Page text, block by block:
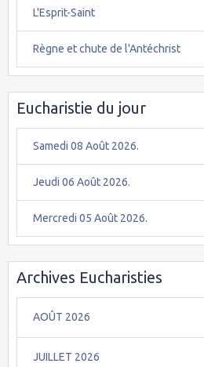
L'Esprit-Saint
Règne et chute de l'Antéchrist
Eucharistie du jour
Samedi 08 Août 2026.
Jeudi 06 Août 2026.
Mercredi 05 Août 2026.
Archives Eucharisties
AOÛT 2026
JUILLET 2026